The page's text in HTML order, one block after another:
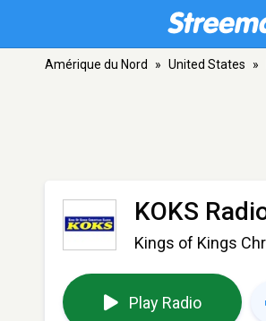
Amérique du Nord » United States »
KOKS
Kings of Kings
Play Radio